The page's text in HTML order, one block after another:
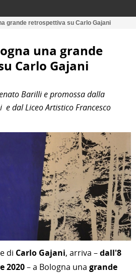
grande retrospettiva su Carlo Gajani
una grande
Carlo Gajani
Barilli e promossa dalla
e dal Liceo Artistico Francesco
di Carlo Gajani, arriva –dall'8
2020– a Bologna una grande